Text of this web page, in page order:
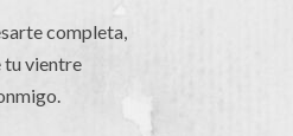
completa,
tu vientre